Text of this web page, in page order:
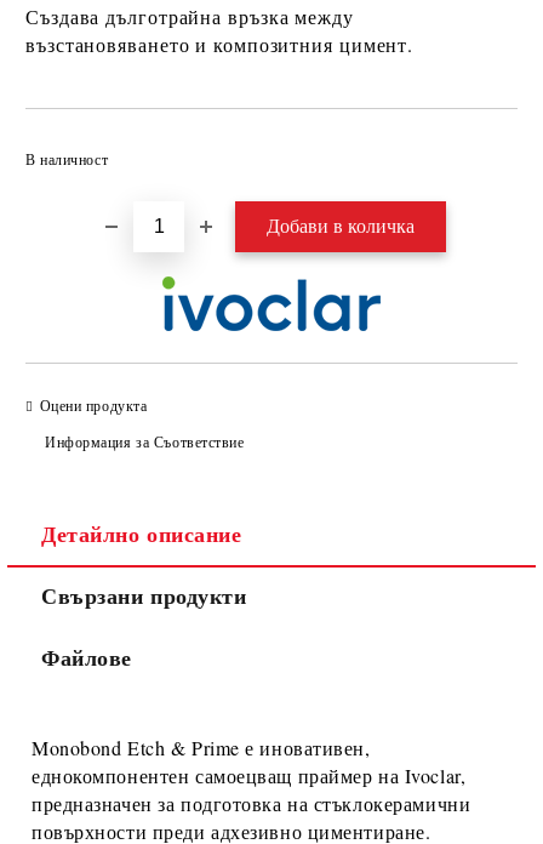
Създава дълготрайна връзка между
възстановяването и композитния цимент.
В наличност
Оцени продукта
Информация за Съответствие
Детайлно описание
Свързани продукти
Файлове
Monobond Etch & Prime е иновативен,
еднокомпонентен самоецващ праймер на Ivoclar,
предназначен за подготовка на стъклокерамични
повърхности преди адхезивно циментиране.